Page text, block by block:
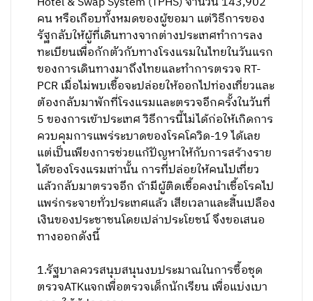
คน หรือเกือบทั้งหมดของผู้ขอมา แต่วิธีการของ
รัฐกลับให้ผู้ที่เดินทางจากต่างประเทศทำการลง
ทะเบียนเพื่อกักตัวกับทางโรงแรมในไทยในวันแรก
ของการเดินทางมาถึงไทยและทำการตรวจ RT-
PCR เมื่อไม่พบเชื้อจะปล่อยให้ออกไปท่องเที่ยวและ
ต้องกลับมาพักที่โรงแรมและตรวจอีกครั้งในวันที่
5 ของการเข้าประเทศ วิธีการนี้ไม่ได้ก่อให้เกิดการ
ควบคุมการแพร่ระบาดของโรคโควิด-19 ได้เลย
แต่เป็นเพียงการช่วยแก้ปัญหาให้กับการสร้างราย
ได้ของโรงแรมเท่านั้น การที่ปล่อยให้คนไปเที่ยว
แล้วกลับมาตรวจอีก ถ้ามีผู้ติดเชื้อคงนำเชื้อโรคไป
แพร่กระจายทั่วประเทศแล้ว เสียเวลาและสิ้นเปลือง
เงินของประชาชนโดยเปล่าประโยชน์ จึงขอเสนอ
ทางออกดังนี้
1.รัฐบาลควรสนุบสนุนงบประมาณในการซื้อชุด
ตรวจATKแจกเพื่อตรวจเด็กนักเรียน เพื่อแบ่งเบา